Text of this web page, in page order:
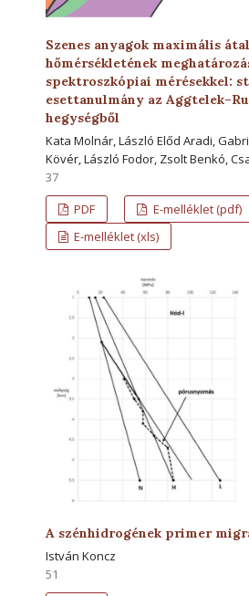
Szenes anyagok maximális
hőmérsékletének
spektroszkópiai mérésekkel:
esettanulmány az
hegységből
Kata Molnár, László Előd Aradi,
Kövér, László Fodor, Zsolt Benkó,
37
PDF
E-melléklet (pdf)
E-melléklet (xls)
A szénhidrogének primer
István Koncz
51